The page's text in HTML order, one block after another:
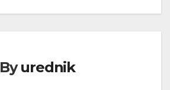
Byurednik